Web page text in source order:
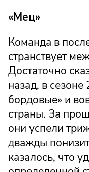
«Мец»
Команда в
странствует
Достаточно
назад, в
бордовые» и
страны. За
они успели
дважды
казалось, что